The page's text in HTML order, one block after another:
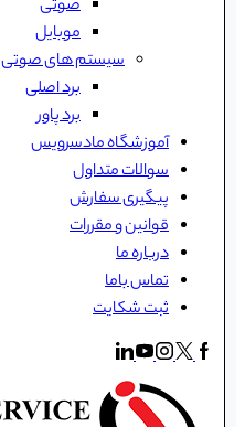
صوتی
موبایل
سیستم های صوتی
برد اصلی
برد پاور
آموزشگاه مادسرویس
سوالات متداول
پیگیری سفارش
قوانین و مقررات
درباره ما
تماس باما
ثبت شکایت